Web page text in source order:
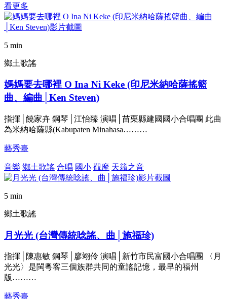
看更多
5 min
鄉土歌謠
媽媽要去哪裡 O Ina Ni Keke (印尼米納哈薩搖籃
曲、編曲│Ken Steven)
指揮│饒家卉 鋼琴│江怡臻 演唱│苗栗縣建國國小合唱團 此曲
為米納哈薩縣(Kabupaten Minahasa………
藝秀臺
音樂 鄉土歌謠 合唱 國小 觀摩 天籟之音
5 min
鄉土歌謠
月光光 (台灣傳統唸謠、曲│施福珍)
指揮│陳惠敏 鋼琴│廖翊伶 演唱│新竹市民富國小合唱團 〈月
光光〉是閩粵客三個族群共同的童謠記憶，最早的福州
版………
藝秀臺